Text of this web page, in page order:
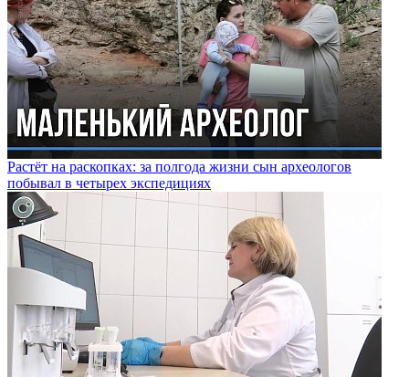
Растёт на раскопках: за полгода жизни сын археологов
побывал в четырех экспедициях